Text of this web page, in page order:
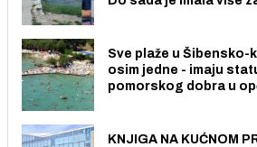
Sve plaže u Šibensko-
osim jedne - imaju
pomorskog dobra u
KNJIGA NA KUĆNOM